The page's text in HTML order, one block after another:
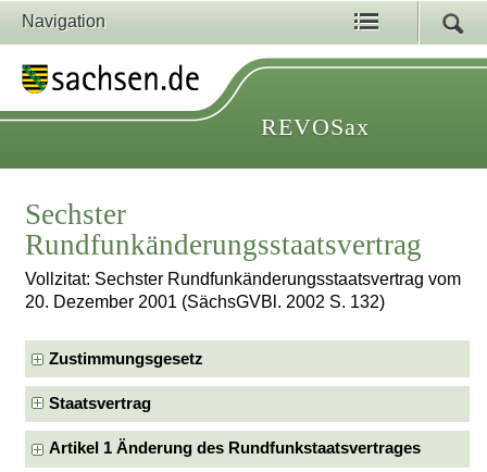
Navigation
REVOSax
Sechster
Rundfunkänderungsstaatsvertrag
Vollzitat: Sechster Rundfunkänderungsstaatsvertrag vom
20. Dezember 2001 (SächsGVBl. 2002 S. 132)
Zustimmungsgesetz
Staatsvertrag
Artikel 1 Änderung des Rundfunkstaatsvertrages